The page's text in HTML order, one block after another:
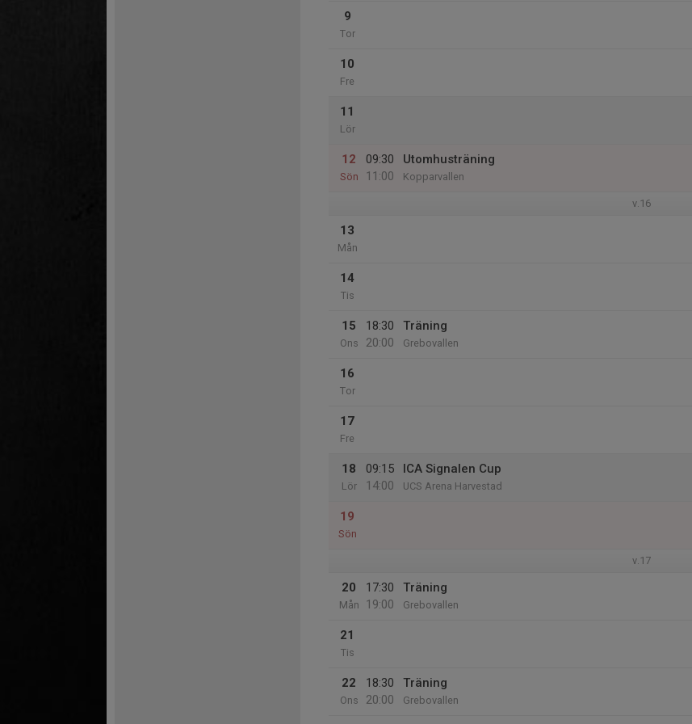
9
Tor
10
Fre
11
Lör
12
Sön
09:30
11:00
Utomhusträning
Kopparvallen
v.16
13
Mån
14
Tis
15
Ons
18:30
20:00
Träning
Grebovallen
16
Tor
17
Fre
18
Lör
09:15
14:00
ICA Signalen Cup
UCS Arena Harvestad
19
Sön
v.17
20
Mån
17:30
19:00
Träning
Grebovallen
21
Tis
22
Ons
18:30
20:00
Träning
Grebovallen